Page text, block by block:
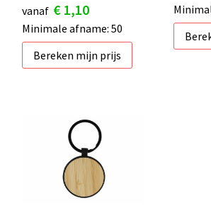
vanaf € 1,10
Minimale afname: 50
Bereken mijn prijs